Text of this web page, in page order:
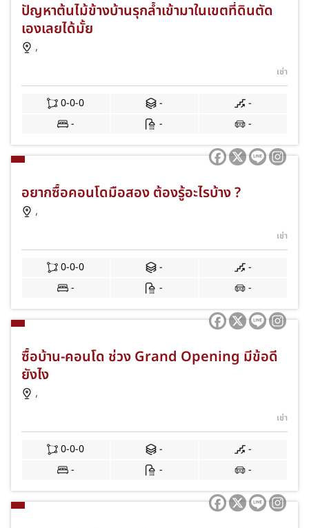
ปัญหาต้นไม้ข้างบ้านรุกล้ำเข้ามาในเขตที่ดินตัด
เองเลยได้มั้ย
,
เช่า
0-0-0 -
-
-
- -
อยากซื้อคอนโดมือสอง ต้องรู้อะไรบ้าง ?
,
เช่า
0-0-0 -
-
-
- -
ซื้อบ้าน-คอนโด ช่วง Grand Opening มีข้อดี
ยังไง
,
เช่า
0-0-0 -
-
-
- -